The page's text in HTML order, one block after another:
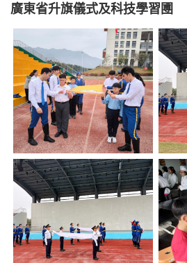
廣東省升旗儀式及科技學習圑